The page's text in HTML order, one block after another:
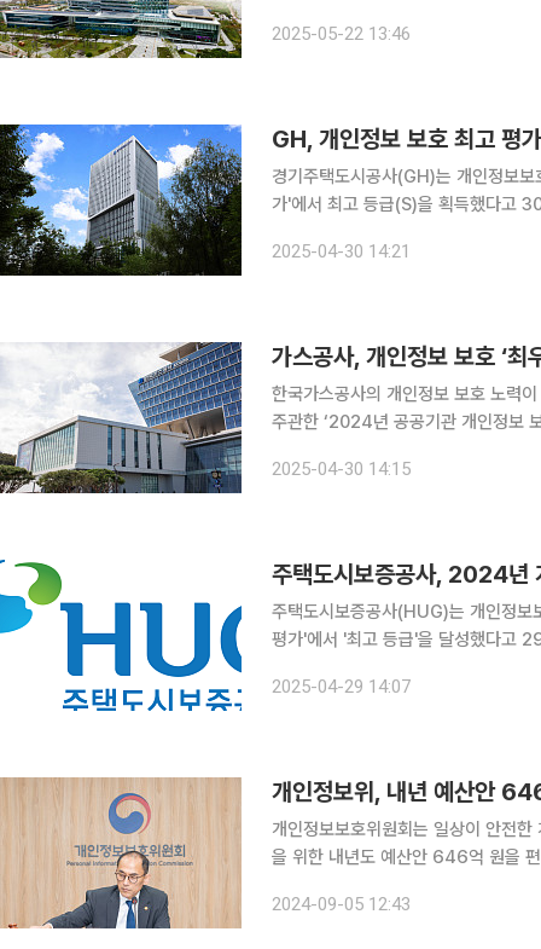
2025-05-22 13:46
GH, 개인정보 보호 최고 평
경기주택도시공사(GH)는 개인정보
가'에서 최고 등급(S)을 획득했다고 30일 밝혔다. 평가 대상은 중앙행정기
2025-04-30 14:21
가스공사, 개인정보 보호 ‘최
한국가스공사의 개인정보 보호 노력이 대외적으로 인정받
주관한 ‘2024년 공공기관 개인정보
2025-04-30 14:15
주택도시보증공사, 2024년
주택도시보증공사(HUG)는 개인정
평가'에서 '최고 등급'을 달성했다고 29일 밝혔다. 공공기관 개인정보 보호
평가하는 제도로 법적 의무사항 이행
2025-04-29 14:07
개인정보위, 내년 예산안
개인정보보호위원회는 일상이 안전
을 위한 내년도 예산안 646억 원을 편성했다고 5일 밝혔
강화 기술 연구개발에 52억 원, 개인
2024-09-05 12:43